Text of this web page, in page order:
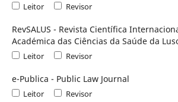
Leitor Revisor
RevSALUS - Revista Científica
Académica das Ciências da Saúde da
Leitor Revisor
e-Publica - Public Law Journal
Leitor Revisor